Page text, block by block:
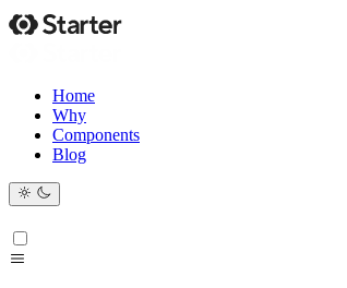
Home
Why
Components
Blog